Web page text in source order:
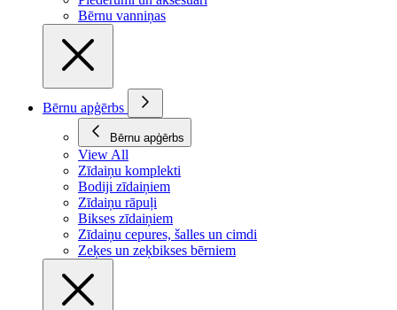
Bērnu vanniņas
Bērnu apģērbs
Bērnu apģērbs
View All
Zīdaiņu komplekti
Bodiji zīdaiņiem
Zīdaiņu rāpuļi
Bikses zīdaiņiem
Zīdaiņu cepures, šalles un cimdi
Zeķes un zeķbikses bērniem